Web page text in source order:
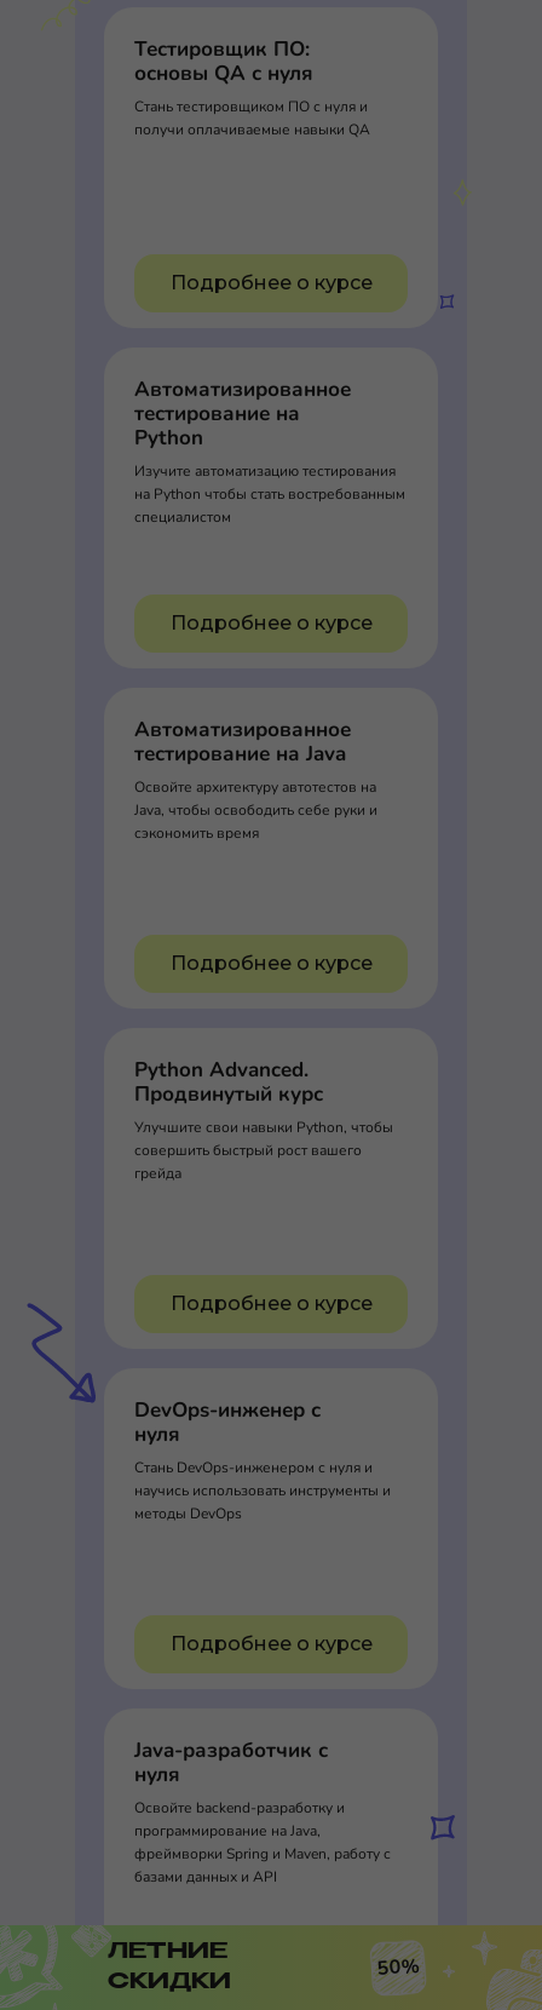
Тестировщик ПО:
основы QA с нуля
Стань тестировщиком ПО с нуля и
получи оплачиваемые навыки QA
Подробнее о курсе
Автоматизированное
тестирование на
Python
Изучите автоматизацию тестирования
на Python чтобы стать востребованным
специалистом
Подробнее о курсе
Автоматизированное
тестирование на Java
Освойте архитектуру автотестов на
Java, чтобы освободить себе руки и
сэкономить время
Подробнее о курсе
Python Advanced.
Продвинутый курс
Улучшите свои навыки Python, чтобы
совершить быстрый рост вашего
грейда
Подробнее о курсе
DevOps-инженер с
нуля
Стань DevOps-инженером с нуля и
научись использовать инструменты и
методы DevOps
Подробнее о курсе
Java-разработчик с
нуля
Освойте backend-разработку и
программирование на Java,
фреймворки Spring и Maven, работу с
базами данных и API
Подробнее о курсе
ЛЕТНИЕ
СКИДКИ
50%